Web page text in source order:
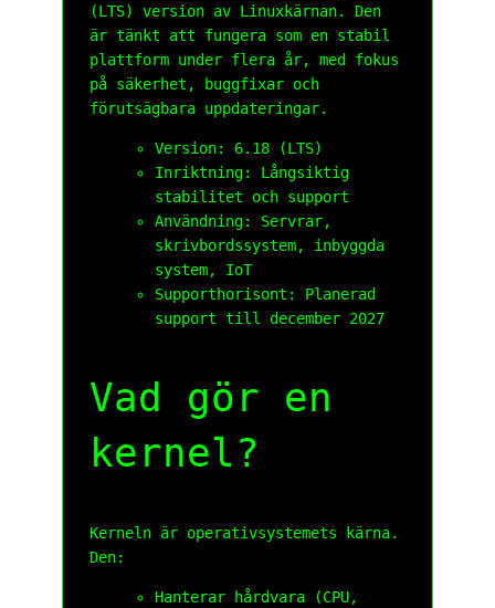
(LTS) version av Linuxkärnan. Den
är tänkt att fungera som en stabil
plattform under flera år, med fokus
på säkerhet, buggfixar och
förutsägbara uppdateringar.
Version: 6.18 (LTS)
Inriktning: Långsiktig
stabilitet och support
Användning: Servrar,
skrivbordssystem, inbyggda
system, IoT
Supporthorisont: Planerad
support till december 2027
Vad gör en
kernel?
Kerneln är operativsystemets kärna.
Den:
Han­terar hårdvara (CPU,